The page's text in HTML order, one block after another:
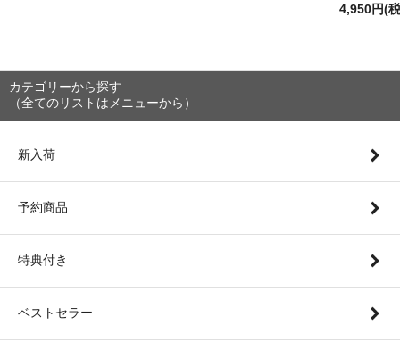
4,950円(
カテゴリーから探す
（全てのリストはメニューから）
新入荷
予約商品
特典付き
ベストセラー